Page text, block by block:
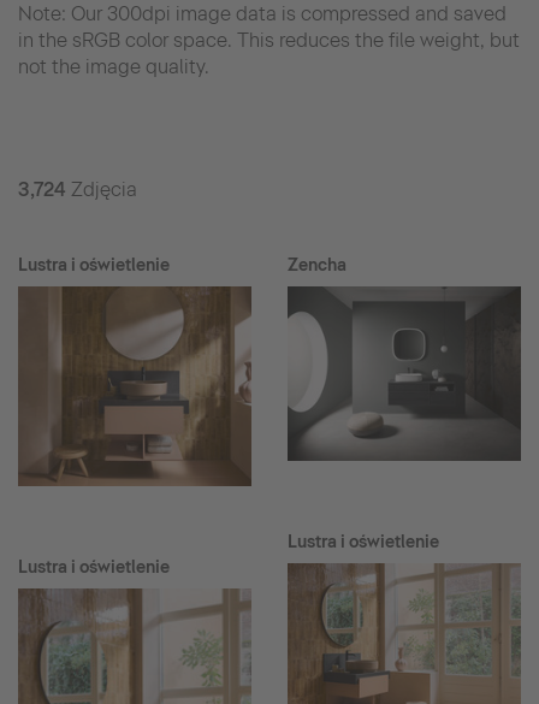
Note: Our 300dpi image data is compressed and saved
in the sRGB color space. This reduces the file weight, but
not the image quality.
3,724 Zdjęcia
Lustra i oświetlenie
Lustra i oświetlenie
Zencha
Lustra i oświetlenie